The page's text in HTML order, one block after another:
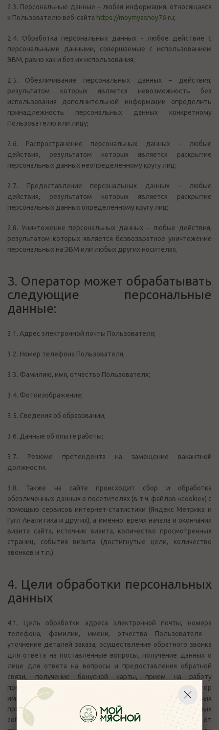
2.3. Персональные данные – любая информация, относящаяся
к Пользователю веб-сайта https://moymyasnoy76.ru;
2.4. Обработка персональных данных - любое действие с
персональными данными, совершаемые с использованием
ЭВМ, равно как и без их использования;
2.5. Обезличивание персональных данных – действия,
результатом которых является невозможность без
использования дополнительной информации определить
принадлежность персональных данных конкретному
Пользователю или лицу;
2.6. Распространение персональных данных – любые
действия, результатом которых является раскрытие
персональных данных неопределенному кругу лиц;
2.7. Предоставление персональных данных – любые
действия, результатом которых является раскрытие
персональных данных определенному кругу лиц;
2.8. Уничтожение персональных данных – любые действия,
результатом которых является безвозвратное уничтожение
персональных на ЭВМ или любых других носителях.
3. Оператор может обрабатывать
следующие персональные
данные:
3.1. Адрес электронной почты Пользователя;
3.2. Номер телефона Пользователя;
3.3. Фамилию, имя, отчество Пользователя;
3.4. Фотоизображение;
3.5. Сведения об образовании;
3.6. Данные об опыте работы;
3.7. Резюме претендента на замещение вакантной
должности.
3.8. Также на сайте происходит сбор и обработка
обезличенных данных о посетителях (в т.ч. файлов «cookie») с
помощью сервисов интернет-статистики (Яндекс Метрика и
Гугл Аналитика и других), а именно: время начала и окончания
визита сайта, источник визита, количество просмотренных
страниц, события визита (достигнутые цели, количество
звонков и т.п.).
4. Цели обработки персональных
данных
4.1. Цель обработки адреса электронной почты, номера
телефона, фамилии, имени, отчества Пользователя -
уточнение деталей заказа, осуществление обратного звонка
для ответа на поставленные вопросы, получение данных о
лице для ответа на вопросы и предоставления обратной
связи, получение бонусной карты, прием на работу
претендентов на вакантную должность. Также Оператор
имеет право направлять Пользователю уведомления о новых
продуктах и услугах, специальных предложениях и различных
событиях. Пользователь всегда может отказаться от